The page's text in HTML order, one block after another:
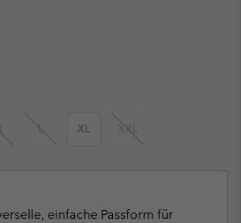
L XL XXL
einfache Passform für